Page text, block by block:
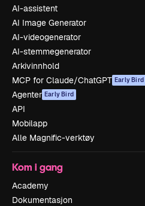
AI-assistent
AI Image Generator
AI-videogenerator
AI-stemmegenerator
Arkivinnhold
MCP for Claude/ChatGPT Early Bird
Agenter Early Bird
API
Mobilapp
Alle Magnific-verktøy
Kom i gang
Academy
Dokumentasjon